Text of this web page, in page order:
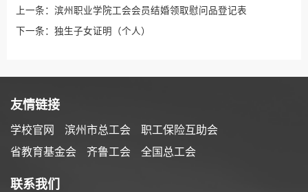
上一条： 滨州职业学院工会会员结婚领取慰问品登记表
下一条： 独生子女证明（个人）
友情链接
学校官网 滨州市总工会
职工保险互助会
省教育基金会
齐鲁工会 全国总工会
联系我们